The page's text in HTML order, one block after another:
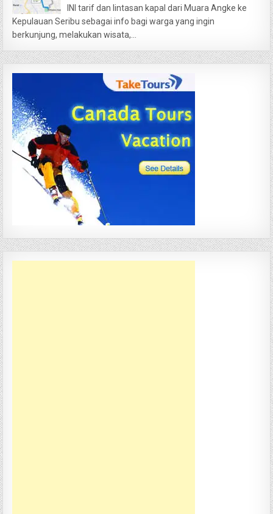
INI tarif dan lintasan kapal dari Muara Angke ke
Kepulauan Seribu sebagai info bagi warga yang ingin
berkunjung, melakukan wisata,...